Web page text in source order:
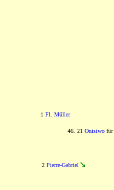
1 Fl. Müller
46. 21 Onisiwofür
2 Pierre-Gabriel